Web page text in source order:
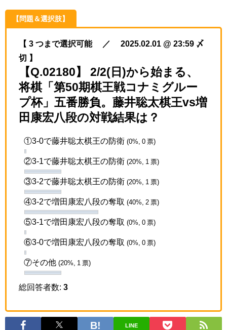
【問題＆選択肢】
【 3 つまで選択可能 ／ 2025.02.01 @ 23:59 〆
切 】
【Q.02180】 2/2(日)から始まる、
将棋「第50期棋王戦コナミグルー
プ杯」五番勝負。藤井聡太棋王vs増
田康宏八段の対戦結果は？
①3-0で藤井聡太棋王の防衛 (0%, 0 票)
②3-1で藤井聡太棋王の防衛 (20%, 1 票)
③3-2で藤井聡太棋王の防衛 (20%, 1 票)
④3-2で増田康宏八段の奪取 (40%, 2 票)
⑤3-1で増田康宏八段の奪取 (0%, 0 票)
⑥3-0で増田康宏八段の奪取 (0%, 0 票)
⑦その他 (20%, 1 票)
総回答者数: 3
LINE